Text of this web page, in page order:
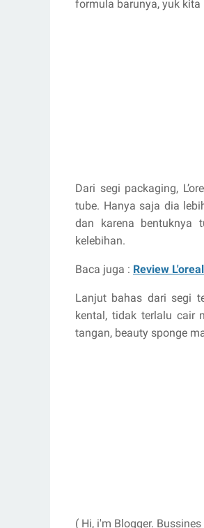
formula barunya, yuk kita
Dari segi packaging,
tube. Hanya saja dia
dan karena bentuknya
kelebihan.
Baca juga : Review
Lanjut bahas dari segi
kental, tidak terlalu cair
tangan, beauty sponge
( Hi, i'm Blogger.